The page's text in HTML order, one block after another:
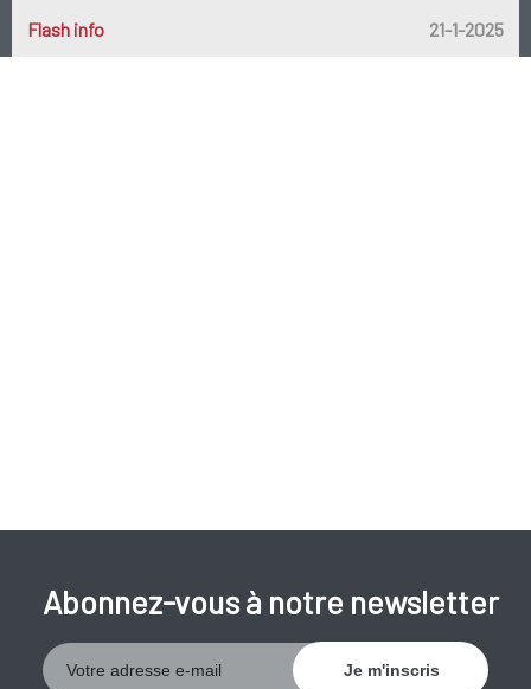
Flash info 21-1-2025
Abonnez-vous à notre newsletter